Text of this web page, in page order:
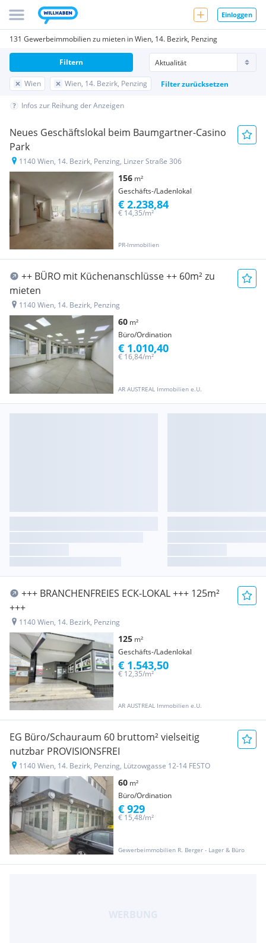
Einloggen
131 Gewerbeimmobilien zu mieten in Wien, 14. Bezirk, Penzing
Wien Wien, 14. Bezirk, Penzing Filter zurücksetzen
Filtern
Infos zur Reihung der Anzeigen
Neues Geschäftslokal beim Baumgartner-Casino
Park
1140 Wien, 14. Bezirk, Penzing, Linzer Straße 306
156 m²
Geschäfts-/Ladenlokal
PR-Immobilien
€ 14,35/m²
€ 2.238,84
++ BÜRO mit Küchenanschlüsse ++ 60m² zu
mieten
1140 Wien, 14. Bezirk, Penzing
60 m²
Büro/Ordination
AR AUSTREAL Immobilien e.U.
€ 16,84/m²
€ 1.010,40
+++ BRANCHENFREIES ECK-LOKAL +++ 125m²
+++
1140 Wien, 14. Bezirk, Penzing
125 m²
Geschäfts-/Ladenlokal
AR AUSTREAL Immobilien e.U.
€ 12,35/m²
€ 1.543,50
EG Büro/Schauraum 60 bruttom² vielseitig
nutzbar PROVISIONSFREI
1140 Wien, 14. Bezirk, Penzing, Lützowgasse 12-14 FESTO
60 m²
Büro/Ordination
Gewerbeimmobilien R. Berger - Lager & Büro
€ 15,48/m²
€ 929